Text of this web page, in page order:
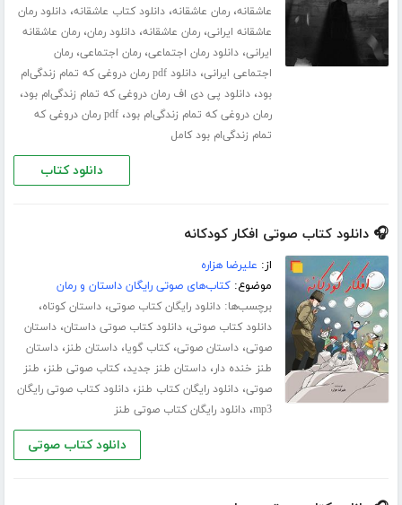
عاشقانه،رمان عاشقانه،دانلود کتاب عاشقانه،دانلود رمان
عاشقانه ایرانی،رمان عاشقانه،دانلود رمان،رمان عاشقانه
ایرانی،دانلود رمان اجتماعی،رمان اجتماعی،رمان
اجتماعی ایرانی،
دانلود pdf رمان دروغی که تمام زندگی‌ام
بود،دانلود پی دی اف رمان دروغی که تمام زندگی‌ام بود،
رمان دروغی که تمام زندگی‌ام بود،
pdf رمان دروغی که
تمام زندگی‌ام بود کامل
دانلود کتاب
🎧 دانلود کتاب صوتی افکار کودکانه
از: علیرضا هزاره
موضوع:کتاب‌های صوتی رایگان داستان و رمان
برچسب‌ها:دانلود رایگان کتاب صوتی،داستان کوتاه،
دانلود کتاب صوتی،دانلود کتاب صوتی داستان،داستان
صوتی،داستان صوتی،کتاب گویا،داستان طنز،داستان
طنز خنده دار،داستان طنز جدید،کتاب صوتی طنز، طنز
صوتی،دانلود رایگان کتاب طنز،دانلود کتاب صوتی رایگان
mp3،دانلود رایگان کتاب صوتی طنز
دانلود کتاب صوتی